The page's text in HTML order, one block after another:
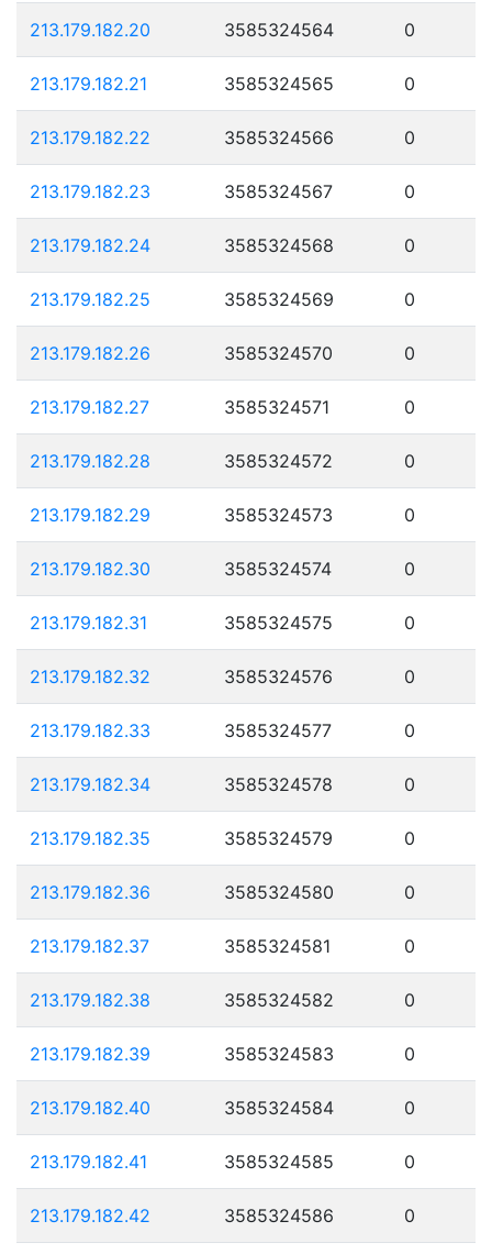
213.179.182.20 3585324564 0
213.179.182.21 3585324565 0
213.179.182.22 3585324566 0
213.179.182.23 3585324567 0
213.179.182.24 3585324568 0
213.179.182.25 3585324569 0
213.179.182.26 3585324570 0
213.179.182.27 3585324571 0
213.179.182.28 3585324572 0
213.179.182.29 3585324573 0
213.179.182.30 3585324574 0
213.179.182.31 3585324575 0
213.179.182.32 3585324576 0
213.179.182.33 3585324577 0
213.179.182.34 3585324578 0
213.179.182.35 3585324579 0
213.179.182.36 3585324580 0
213.179.182.37 3585324581 0
213.179.182.38 3585324582 0
213.179.182.39 3585324583 0
213.179.182.40 3585324584 0
213.179.182.41 3585324585 0
213.179.182.42 3585324586 0